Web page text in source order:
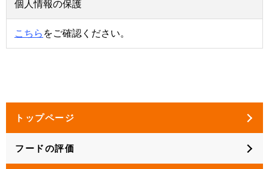
個人情報の保護
こちら をご確認ください。
トップページ
フードの評価